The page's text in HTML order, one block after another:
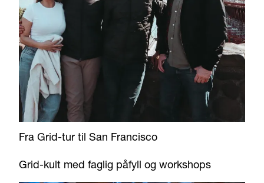
Fra Grid-tur til San Francisco
Grid-kult med faglig påfyll og workshops